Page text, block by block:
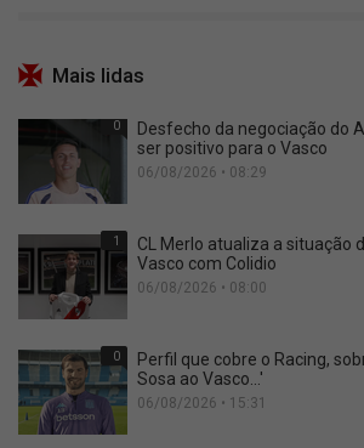
Mais lidas
0
Desfecho da negociação do
ser positivo para o Vasco
06/08/2026 • 08:29
1
CL Merlo atualiza a situação
Vasco com Colidio
06/08/2026 • 08:00
0
Perfil que cobre o Racing,
Sosa ao Vasco...'
06/08/2026 • 15:31